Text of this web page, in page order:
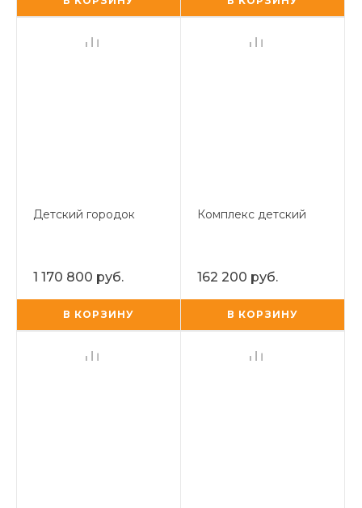
Детский городок
1 170 800 руб.
В КОРЗИНУ
Комплекс детский
162 200 руб.
В КОРЗИНУ